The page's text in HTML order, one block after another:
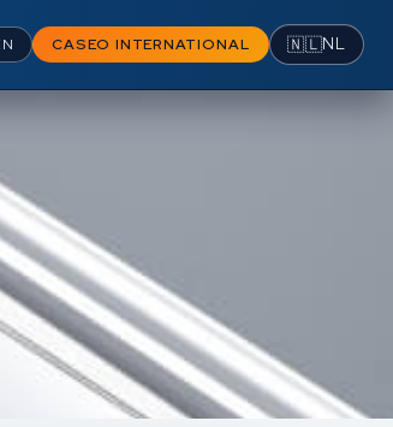
CASEO INTERNATIONAL 🇳🇱NL